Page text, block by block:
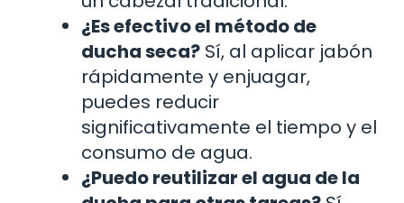
¿Es efectivo el método de
ducha seca? Sí, al aplicar jabón
rápidamente y enjuagar,
puedes reducir
significativamente el tiempo y el
consumo de agua.
¿Puedo reutilizar el agua de la